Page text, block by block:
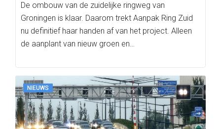
De ombouw van de zuidelijke ringweg van
Groningen is klaar. Daarom trekt Aanpak Ring Zuid
nu definitief haar handen af van het project. Alleen
de aanplant van nieuw groen en…
NIEUWS